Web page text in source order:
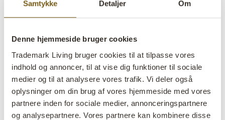
Samtykke Detaljer Om
Denne hjemmeside bruger cookies
Trademark Living bruger cookies til at tilpasse vores
indhold og annoncer, til at vise dig funktioner til sociale
medier og til at analysere vores trafik. Vi deler også
oplysninger om din brug af vores hjemmeside med vores
partnere inden for sociale medier, annonceringspartnere
og analysepartnere. Vores partnere kan kombinere disse
Lang bambusstok - sort
lens På lager